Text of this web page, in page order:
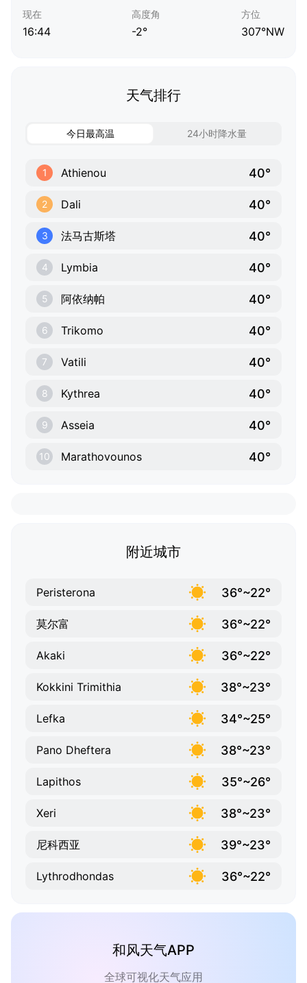
现在
16:44
高度角
-2°
方位
307°NW
天气排行
今日最高温 24小时降水量
1 Athienou 40°
2 Dali 40°
3 法马古斯塔 40°
4 Lymbia 40°
5 阿依纳帕 40°
6 Trikomo 40°
7 Vatili 40°
8 Kythrea 40°
9 Asseia 40°
10 Marathovounos 40°
附近城市
Peristerona 36°~22°
莫尔富 36°~22°
Akaki 36°~22°
Kokkini Trimithia 38°~23°
Lefka 34°~25°
Pano Dheftera 38°~23°
Lapithos 35°~26°
Xeri 38°~23°
尼科西亚 39°~23°
Lythrodhondas 36°~22°
和风天气APP
全球可视化天气应用